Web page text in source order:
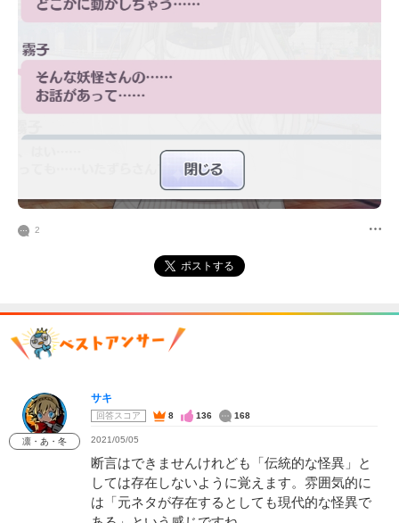
2
ポストする
凛・あ・冬
サキ
回答スコア 8 136 168
2021/05/05
断言はできませんけれども「伝統的な怪異」と
しては存在しないように覚えます。雰囲気的に
は「元ネタが存在するとしても現代的な怪異で